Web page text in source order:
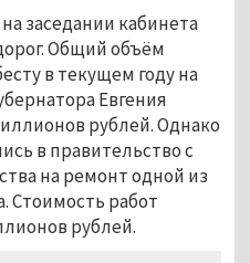
заседании кабинета
Общий объём
в текущем году на
Евгения
рублей. Однако
в правительство с
на ремонт одной из
Стоимость работ
рублей.